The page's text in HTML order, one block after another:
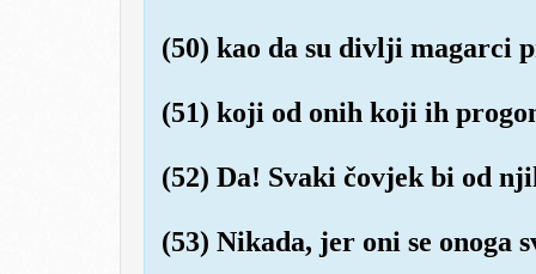
(50) kao da su divlji magarci
(51) koji od onih koji ih
(52) Da! Svaki čovjek bi od
(53) Nikada, jer oni se onoga